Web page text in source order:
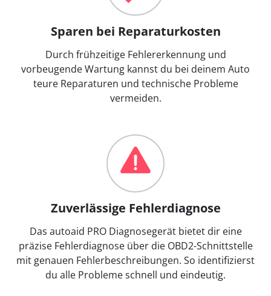
Sparen bei Reparaturkosten
Durch frühzeitige Fehlererkennung und
vorbeugende Wartung kannst du bei deinem Auto
teure Reparaturen und technische Probleme
vermeiden.
Zuverlässige Fehlerdiagnose
Das autoaid PRO Diagnosegerät bietet dir eine
präzise Fehlerdiagnose über die OBD2-Schnittstelle
mit genauen Fehlerbeschreibungen. So identifizierst
du alle Probleme schnell und eindeutig.